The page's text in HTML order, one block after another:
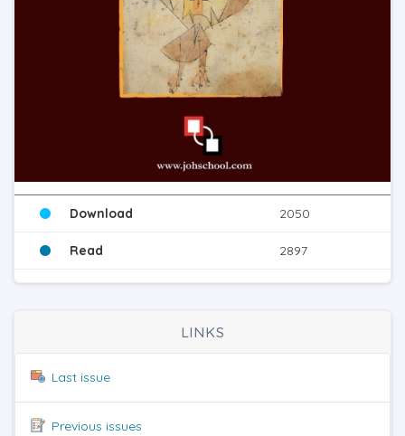
Download 2050
Read 2897
LINKS
Last issue
Previous issues